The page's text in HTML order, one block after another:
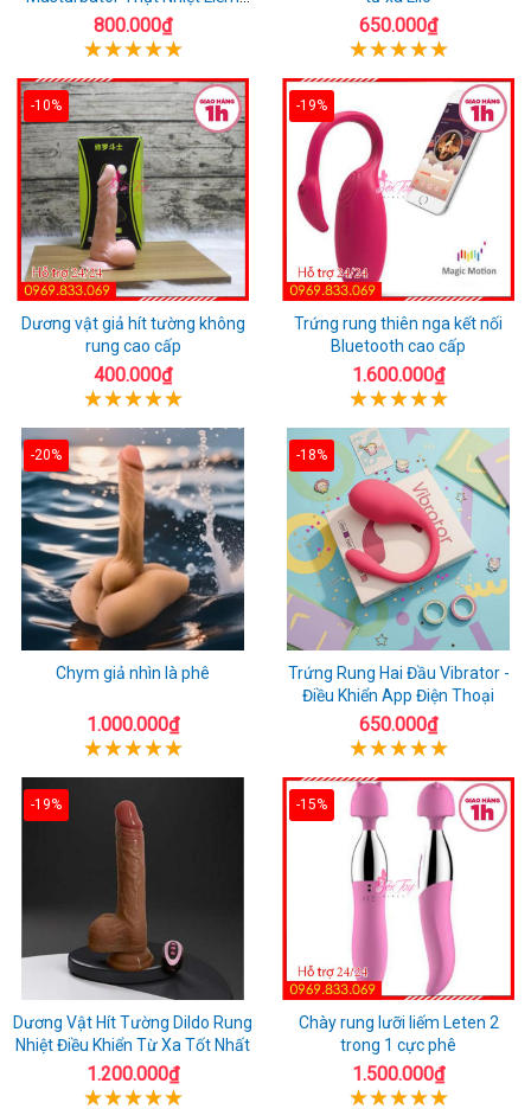
Rung
800.000₫ 650.000₫
-10%
Dương vật giả hít tường không
rung cao cấp
400.000₫
-19%
Trứng rung thiên nga kết nối
Bluetooth cao cấp
1.600.000₫
-20%
Chym giả nhìn là phê
1.000.000₫
-18%
Trứng Rung Hai Đầu Vibrator -
Điều Khiển App Điện Thoại
650.000₫
-19%
Dương Vật Hít Tường Dildo Rung
Nhiệt Điều Khiển Từ Xa Tốt Nhất
1.200.000₫
-15%
Chày rung lưỡi liếm Leten 2
trong 1 cực phê
1.500.000₫